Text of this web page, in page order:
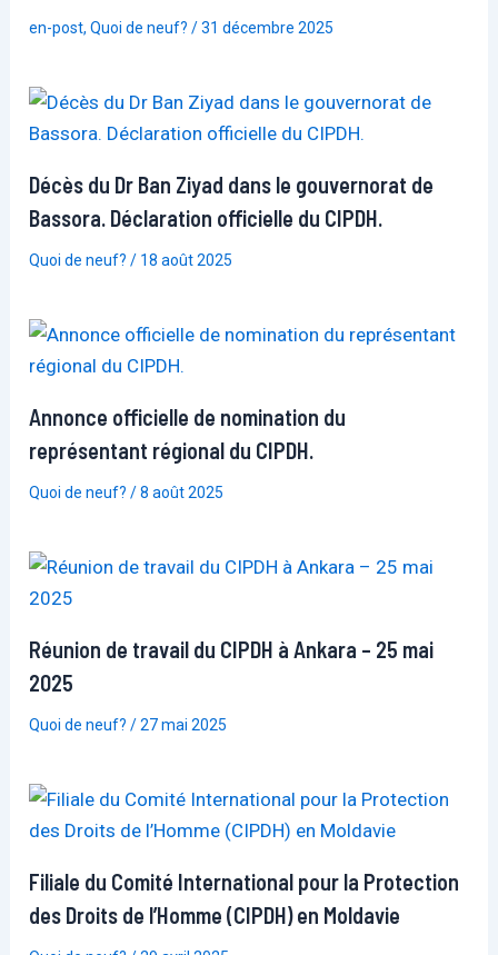
en-post,Quoi de neuf? /31 décembre 2025
Décès du Dr Ban Ziyad dans le gouvernorat de
Bassora. Déclaration officielle du CIPDH.
Quoi de neuf? / 18 août 2025
Annonce officielle de nomination du
représentant régional du CIPDH.
Quoi de neuf? /8 août 2025
Réunion de travail du CIPDH à Ankara – 25 mai
2025
Quoi de neuf? /27 mai 2025
Filiale du Comité International pour la Protection
des Droits de l’Homme (CIPDH) en Moldavie